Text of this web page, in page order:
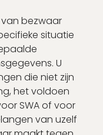
bezwaar
situatie
U
die niet zijn
het voldoen
SWA of voor
van uzelf